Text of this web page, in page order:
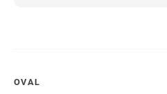
OVAL